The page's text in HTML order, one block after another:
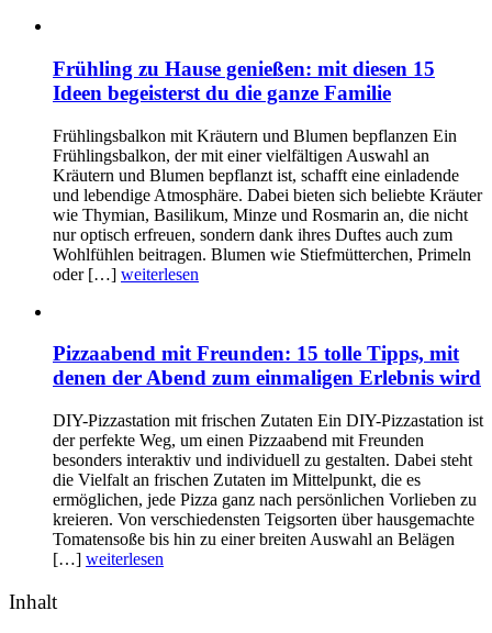
Frühling zu Hause genießen: mit diesen 15
Ideen begeisterst du die ganze Familie
Frühlingsbalkon mit Kräutern und Blumen bepflanzen Ein
Frühlingsbalkon, der mit einer vielfältigen Auswahl an
Kräutern und Blumen bepflanzt ist, schafft eine einladende
und lebendige Atmosphäre. Dabei bieten sich beliebte Kräuter
wie Thymian, Basilikum, Minze und Rosmarin an, die nicht
nur optisch erfreuen, sondern dank ihres Duftes auch zum
Wohlfühlen beitragen. Blumen wie Stiefmütterchen, Primeln
oder […] weiterlesen
Pizzaabend mit Freunden: 15 tolle Tipps, mit
denen der Abend zum einmaligen Erlebnis wird
DIY-Pizzastation mit frischen Zutaten Ein DIY-Pizzastation ist
der perfekte Weg, um einen Pizzaabend mit Freunden
besonders interaktiv und individuell zu gestalten. Dabei steht
die Vielfalt an frischen Zutaten im Mittelpunkt, die es
ermöglichen, jede Pizza ganz nach persönlichen Vorlieben zu
kreieren. Von verschiedensten Teigsorten über hausgemachte
Tomatensoße bis hin zu einer breiten Auswahl an Belägen
[…] weiterlesen
Inhalt